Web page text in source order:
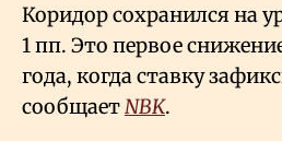
Все новости
Коридор сохранился на
1 пп. Это первое
года, когда ставку
сообщаетNBK.